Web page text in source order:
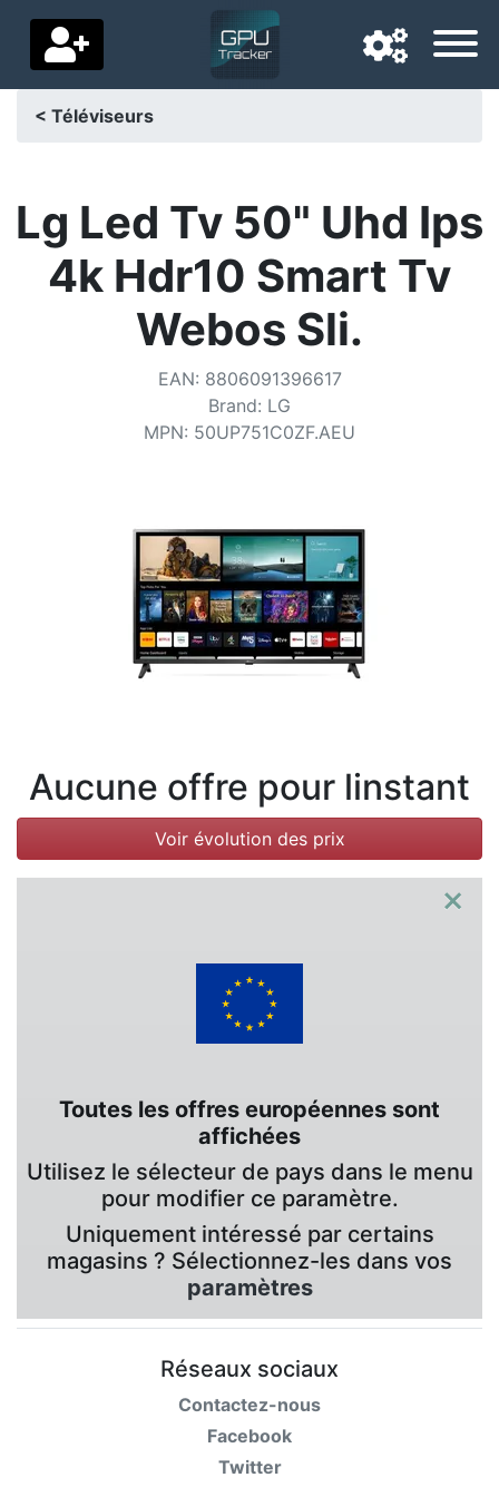
Pays de livraison
Accueil
< Téléviseurs
Lg Led Tv 50" Uhd Ips
4k Hdr10 Smart Tv
Webos Sli.
EAN: 8806091396617
Brand: LG
MPN: 50UP751C0ZF.AEU
Aucune offre pour linstant
Voir évolution des prix
×
Toutes les offres européennes sont
affichées
Utilisez le sélecteur de pays dans le menu
pour modifier ce paramètre.
Uniquement intéressé par certains
magasins ? Sélectionnez-les dans vos
paramètres
Réseaux sociaux
Contactez-nous
Facebook
Twitter